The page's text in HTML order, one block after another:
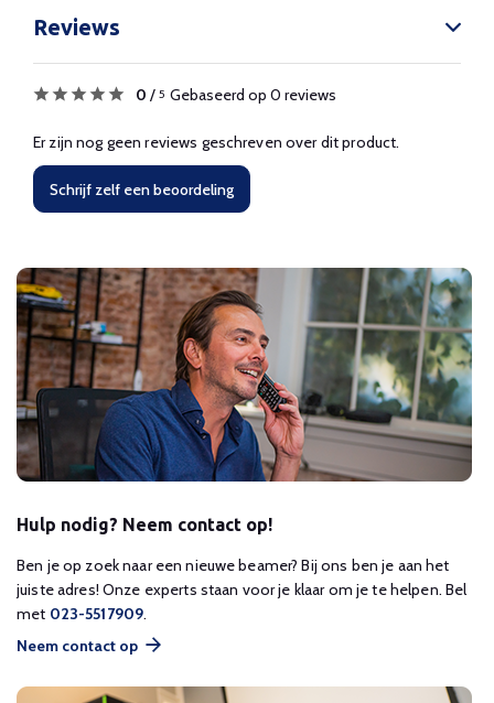
Reviews
0 / 5 Gebaseerd op 0 reviews
Er zijn nog geen reviews geschreven over dit product.
Schrijf zelf een beoordeling
Hulp nodig? Neem contact op!
Ben je op zoek naar een nieuwe beamer? Bij ons ben je aan het
juiste adres! Onze experts staan voor je klaar om je te helpen. Bel
met 023-5517909.
Neem contact op